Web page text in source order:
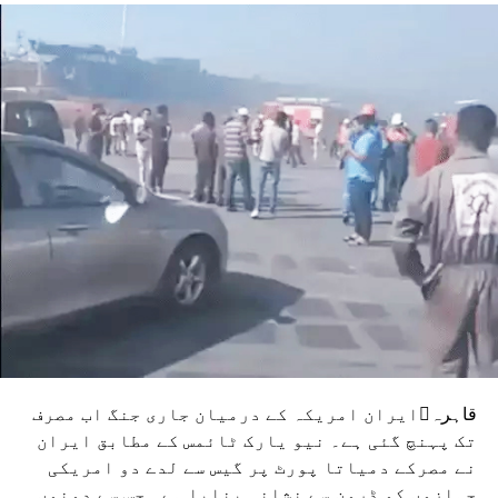
ٹوکیو، نیویارک، انکاش اور پیرس کو ملاٹورائز ایوارڈز 2025
قاہرہایران امریکہ کے درمیان جاری جنگ اب مصرف
تک پہنچ گئی ہے۔ نیو یارک ٹائمس کے مطابق ایران
نے مصرکے دمیاتا پورٹ پر گیس سے لدے دو امریکی